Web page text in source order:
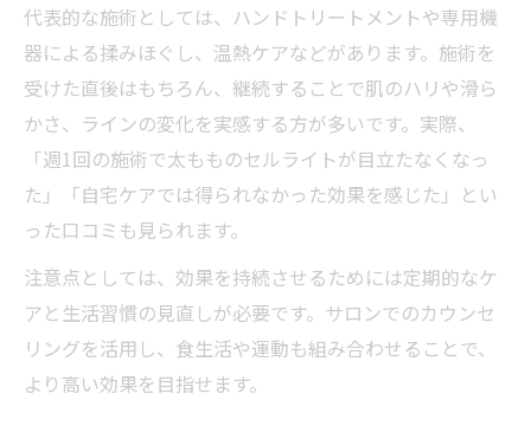
プ法
北海道の生活リズムに合わせたエステ活用
術
エステサロンで美肌効果を持続させるコツ
気になるセルライトを減らす北海道流ケア
エステサロン活用でセルライトを減らす秘
関係
セルライト悩み解消に役立つエステ体験談
代表的な施術としては、ハンドトリートメントや専用機
器による揉みほぐし、温熱ケアなどがあります。施術を
受けた直後はもちろん、継続することで肌のハリや滑ら
かさ、ラインの変化を実感する方が多いです。実際、
「週1回の施術で太もものセルライトが目立たなくなっ
た」「自宅ケアでは得られなかった効果を感じた」とい
った口コミも見られます。
注意点としては、効果を持続させるためには定期的なケ
アと生活習慣の見直しが必要です。サロンでのカウンセ
リングを活用し、食生活や運動も組み合わせることで、
より高い効果を目指せます。